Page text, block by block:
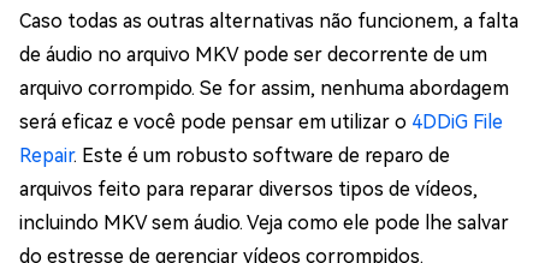
Caso todas as outras alternativas não funcionem, a falta
de áudio no arquivo MKV pode ser decorrente de um
arquivo corrompido. Se for assim, nenhuma abordagem
será eficaz e você pode pensar em utilizar o 4DDiG File
Repair. Este é um robusto software de reparo de
arquivos feito para reparar diversos tipos de vídeos,
incluindo MKV sem áudio. Veja como ele pode lhe salvar
do estresse de gerenciar vídeos corrompidos.